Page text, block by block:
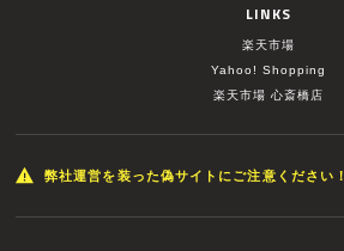
LINKS
楽天市場
Yahoo! Shopping
楽天市場 心斎橋店
弊社運営を装った偽サイトにご注意ください！